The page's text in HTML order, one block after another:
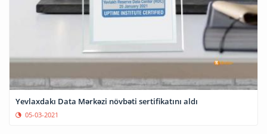
Yevlaxdakı Data Mərkəzi növbəti sertifikatını aldı
05-03-2021